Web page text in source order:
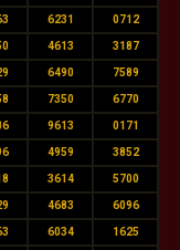
6231 0712
4613 3187
6490 7589
7350 6770
9613 0171
4959 3852
3614 5700
4683 6096
6034 1625